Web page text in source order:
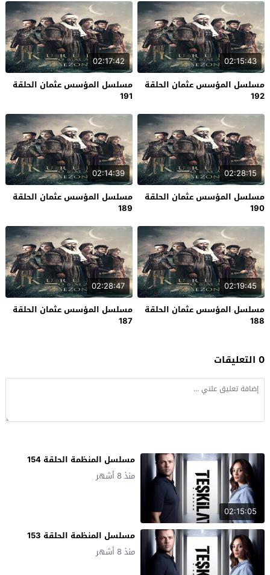
02:15:43
مسلسل المؤسس عثمان الحلقة
192
02:17:42
مسلسل المؤسس عثمان الحلقة
191
02:28:15
مسلسل المؤسس عثمان الحلقة
190
02:14:39
مسلسل المؤسس عثمان الحلقة
189
02:19:45
مسلسل المؤسس عثمان الحلقة
188
02:28:47
مسلسل المؤسس عثمان الحلقة
187
0 التعليقات
02:15:05
مسلسل المنظمة الحلقة 154
منذ 8 أشهر
مسلسل المنظمة الحلقة 153
منذ 8 أشهر